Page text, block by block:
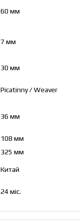
60 мм
7 мм
30 мм
Picatinny / Weaver
36 мм
108 мм
325 мм
Китай
24 міс.